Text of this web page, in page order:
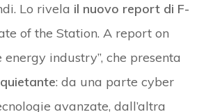
Lo rivela il nuovo report di F-
of the Station. A report on
industry”, che presenta
: da una parte cyber
avanzate, dall’altra